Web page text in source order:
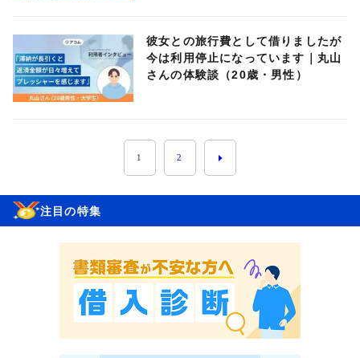
彼女との旅行費として借りましたが
今は利用停止になっています｜丸山
さんの体験談（20歳・男性）
1 2
注目の特集